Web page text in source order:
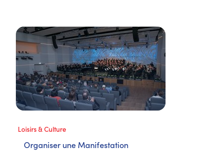
Loisirs & Culture
Organiser une Manifestation